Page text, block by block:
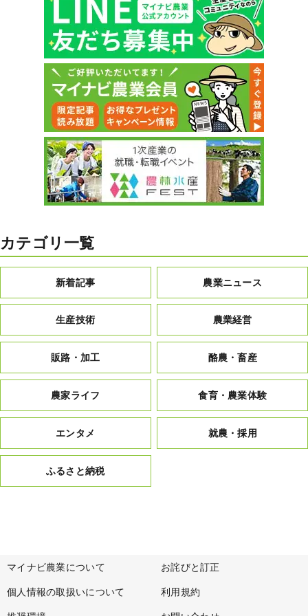
カテゴリ一覧
新着記事 農業ニュース
生産技術 農業経営
販路・加工 酪農・畜産
農家ライフ 食育・農業体験
エンタメ 就農・採用
ふるさと納税
マイナビ農業について お詫びと訂正
個人情報の取扱いについて 利用規約